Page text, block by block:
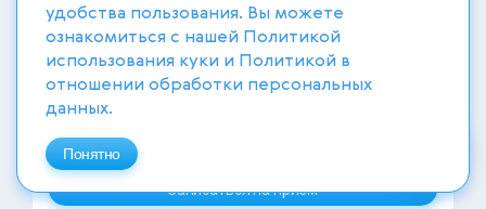
пластического хирурга, первичный
Записаться на прием
удобства пользования. Вы можете
ознакомиться с нашей Политикой
использования куки и Политикой в
отношении обработки персональных
данных.
Понятно